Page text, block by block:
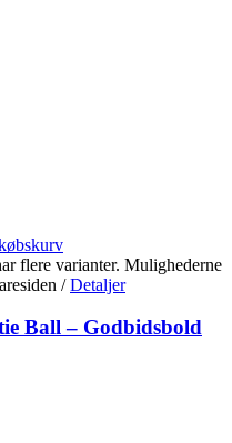
flere varianter. Mulighederne
/ Detaljer
Ball – Godbidsbold